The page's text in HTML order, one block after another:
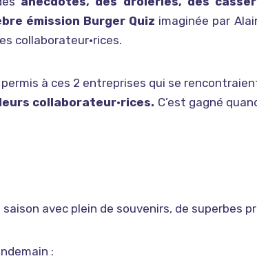
émission Burger Quiz imaginée par
collaborateur•rices.
à ces 2 entreprises qui se
collaborateur·rices. C’est gagné
avec plein de souvenirs, de superbes
: